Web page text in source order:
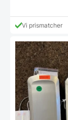
Vi prismatcher